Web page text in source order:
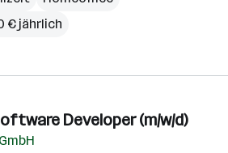
€ jährlich
Developer (m/w/d)